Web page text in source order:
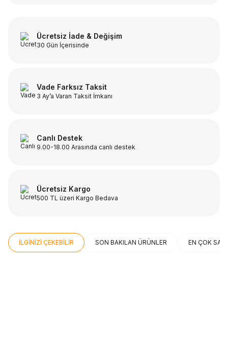
Ücretsiz İade & Değişim
30 Gün İçerisinde
Vade Farksız Taksit
3 Ay’a Varan Taksit İmkanı
Canlı Destek
9.00-18.00 Arasında canlı destek
Ücretsiz Kargo
500 TL üzeri Kargo Bedava
İLGİNİZİ ÇEKEBİLİR SON BAKILAN ÜRÜNLER EN ÇOK
ÜCRETSİZ KARGO